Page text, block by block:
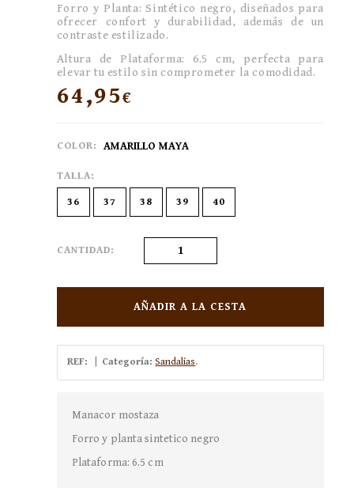
Forro y Planta: Sintético negro, diseñados para
ofrecer confort y durabilidad, además de un
contraste estilizado.
Altura de Plataforma: 6.5 cm, perfecta para
elevar tu estilo sin comprometer la comodidad.
64,95€
COLOR: AMARILLO MAYA
TALLA:
36 37 38 39 40
CANTIDAD:
AÑADIR A LA CESTA
REF: Categoría: Sandalias.
Manacor mostaza
Forro y planta sintetico negro
Plataforma: 6.5 cm